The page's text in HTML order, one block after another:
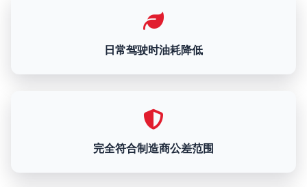
日常驾驶时油耗降低
完全符合制造商公差范围